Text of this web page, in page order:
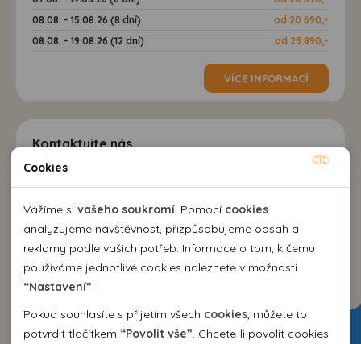
08.08. - 15.08.26 (8 dní)
od 20 690,-
08.08. - 19.08.26 (12 dní)
od 25 890,-
VÍCE INFORMACÍ
Kontaktujte nás
EMMA Agency spol. s r.o.
cestovní kancelář
Kozí 10, 602 00 Brno
+420 542 214 343
emma@emma.cz
Cookies
Vážíme si vašeho soukromí . Pomocí cookies
analyzujeme návštěvnost, přizpůsobujeme obsah a
reklamy podle vašich potřeb. Informace o tom, k čemu
používáme jednotlivé cookies naleznete v možnosti
“Nastavení”
Pokud souhlasíte s přijetím všech cookies , můžete to
potvrdit tlačítkem “Povolit vše” . Chcete-li povolit cookies
Nutné cookies pomáhají, aby byla webová stránka
použitelná tak, že umožní základní funkce jako navigace
stránky a přístup k zabezpečeným sekcím webové stránky.
Webová stránka nemůže správně fungovat bez těchto
cookies.
Analytické cookies